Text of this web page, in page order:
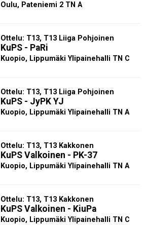
Oulu, Pateniemi 2 TN A
Ottelu: T13, T13 Liiga Pohjoinen
KuPS - PaRi
Kuopio, Lippumäki Ylipainehalli TN C
Ottelu: T13, T13 Liiga Pohjoinen
KuPS - JyPK YJ
Kuopio, Lippumäki Ylipainehalli TN A
Ottelu: T13, T13 Kakkonen
KuPS Valkoinen - PK-37
Kuopio, Lippumäki Ylipainehalli TN A
Ottelu: T13, T13 Kakkonen
KuPS Valkoinen - KiuPa
Kuopio, Lippumäki Ylipainehalli TN C